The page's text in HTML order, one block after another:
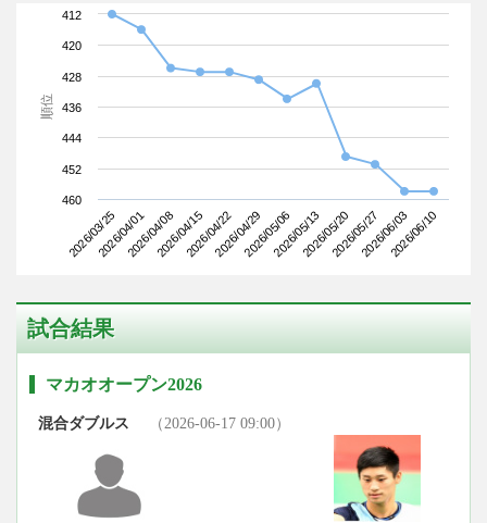
順位
2026/03/252026/04/012026/04/082026/04/152026/04/222026/04/292026/05/062026/05/132026/05/202026/05/272026/06/032026/06/10
412
420
428
436
444
452
460
試合結果
マカオオープン2026
混合ダブルス （2026-06-17 09:00）